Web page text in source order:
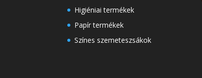
Higiéniai termékek
Papír termékek
Színes szemeteszsákok